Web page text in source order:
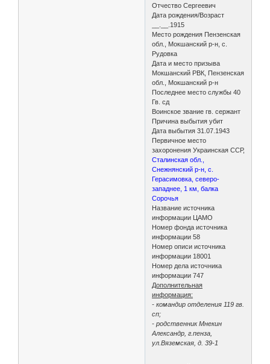
Отчество Сергеевич
Дата рождения/Возраст
__.__.1915
Место рождения Пензенская
обл., Мокшанский р-н, с.
Рудовка
Дата и место призыва
Мокшанский РВК, Пензенская
обл., Мокшанский р-н
Последнее место службы 40
Гв. сд
Воинское звание гв. сержант
Причина выбытия убит
Дата выбытия 31.07.1943
Первичное место
захоронения Украинская ССР,
Сталинская обл.,
Снежнянский р-н, с.
Герасимовка, северо-
западнее, 1 км, балка
Сорочья
Название источника
информации ЦАМО
Номер фонда источника
информации 58
Номер описи источника
информации 18001
Номер дела источника
информации 747
Дополнительная
информация:
- командир отделения 119 гв.
сп;
- родственник Мнекин
Александр, г.пенза,
ул.Вяземская, д. 39-1